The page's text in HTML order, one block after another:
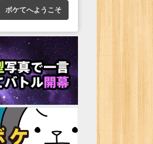
ボケてへようこそ